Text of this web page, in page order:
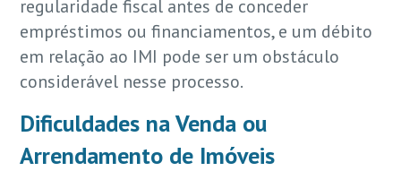
regularidade fiscal antes de conceder
empréstimos ou financiamentos, e um débito
em relação ao IMI pode ser um obstáculo
considerável nesse processo.
Dificuldades na Venda ou
Arrendamento de Imóveis